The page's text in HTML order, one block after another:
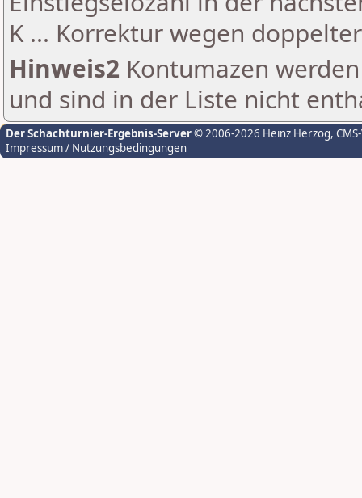
K ... Korrektur wegen
Hinweis2 Kontumazen
und sind in der Liste nicht
Der Schachturnier-Ergebnis-Server© 2006-2026 Heinz Herzog,
Impressum / Nutzungsbedingungen